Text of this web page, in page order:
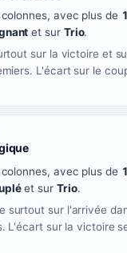
avec plus de
et sur Trio.
sur la victoire et
L'écart sur le
, couleur orange
avec plus de
et sur Trio.
surtout sur l'arrivée
L'écart sur la victoire